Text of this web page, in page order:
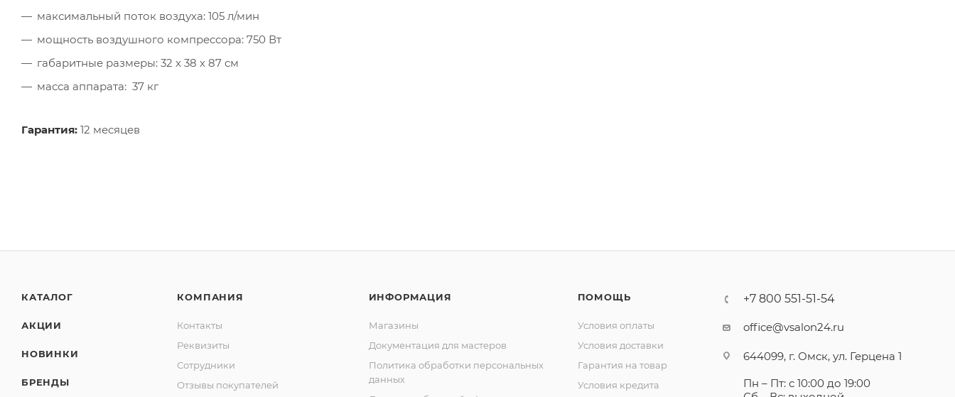
максимальный поток воздуха: 105 л/мин
мощность воздушного компрессора: 750 Вт
габаритные размеры: 32 х 38 х 87 см
масса аппарата: 37 кг
Гарантия: 12 месяцев
КАТАЛОГ
АКЦИИ
НОВИНКИ
БРЕНДЫ
КОМПАНИЯ
Контакты
Реквизиты
Сотрудники
Отзывы покупателей
ИНФОРМАЦИЯ
Магазины
Документация для мастеров
Политика обработки персональных
данных
ПОМОЩЬ
Условия оплаты
Условия доставки
Гарантия на товар
Условия кредита
+7 800 551-51-54
office@vsalon24.ru
644099, г. Омск, ул. Герцена 1
Пн – Пт: с 10:00 до 19:00